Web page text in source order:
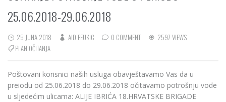
25.06.2018-29.06.2018
25 JUNA 2018 AID FEUKIC 0 COMMENT
2597 VIEWS
PLAN OČITANJA
Poštovani korisnici naših usluga obavještavamo Vas da u
preiodu od 25.06.2018 do 29.06.2018 očitavamo potrošnju vode
u sljedećim ulicama: ALIJE IBRIĆA 18.HRVATSKE BRIGADE